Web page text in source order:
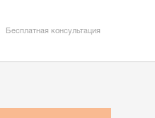
Бесплатная консультация